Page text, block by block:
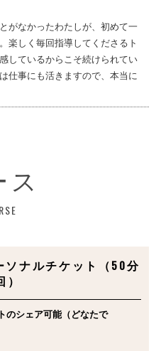
がなかったわたしが、初めて一
楽しく毎回指導してくださるト
しているからこそ続けられてい
仕事にも活きますので、本当に
ス
ソナルチケット（50分
のシェア可能（どなたで